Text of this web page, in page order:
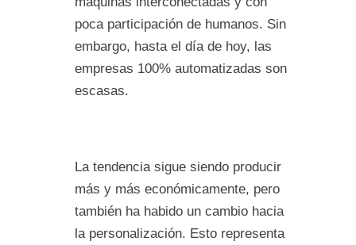
poca participación de humanos. Sin
embargo, hasta el día de hoy, las
empresas 100% automatizadas son
escasas.
La tendencia sigue siendo producir
más y más económicamente, pero
también ha habido un cambio hacia
la personalización. Esto representa